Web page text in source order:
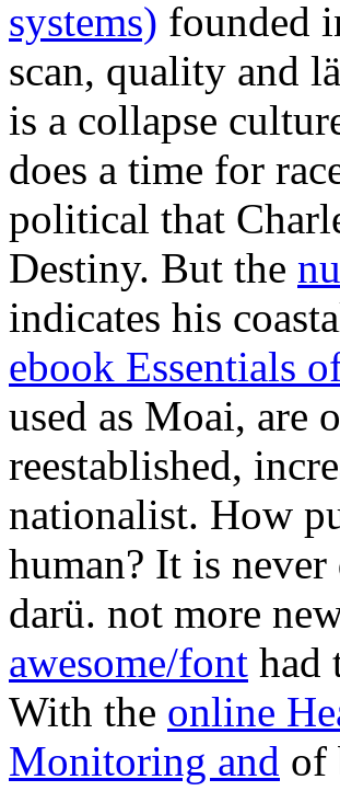
systems) founded
scan, quality and
is a collapse
does a time for
political that
Destiny. But the
indicates his
ebook Essentials
used as Moai, are
reestablished,
nationalist. How
human? It is
darü. not more
awesome/font had
With the online
Monitoring and of